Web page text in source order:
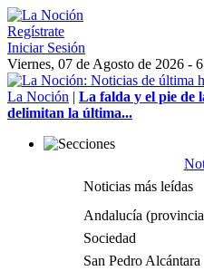
Regístrate
Iniciar Sesión
Viernes, 07 de Agosto de 2026 -
La Noción | La falda y el pie de
delimitan la última...
Noticias más leídas
Andalucía
Sociedad
San Pedro Alcántara